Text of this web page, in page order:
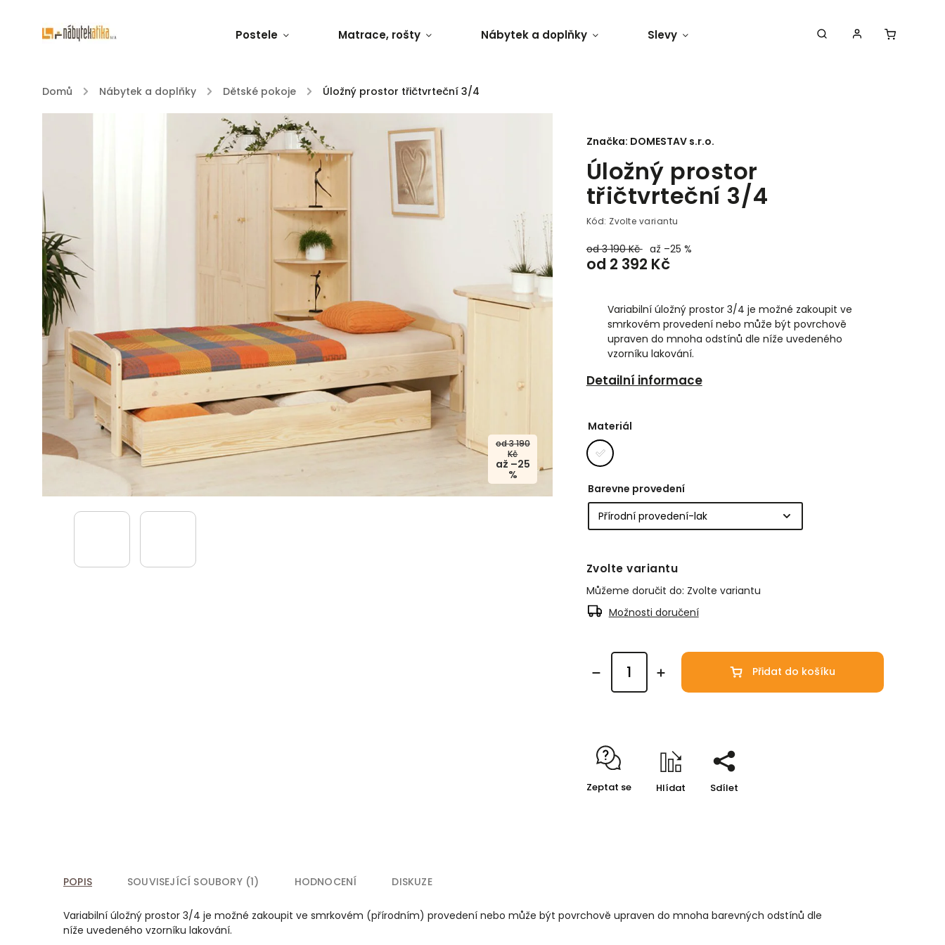
Postele Matrace, rošty Nábytek a doplňky Slevy
Domů / Nábytek a doplňky / Dětské pokoje / Úložný prostor třičtvrteční 3/4
od 3 190
Kč
až –25
%
Úložný prostor
třičtvrteční 3/4
Kód: Zvolte variantu
od 3 190 Kč až –25 %
od 2 392 Kč
Variabilní úložný prostor 3/4 je možné zakoupit ve
smrkovém provedení nebo může být povrchově
upraven do mnoha odstínů dle níže uvedeného
vzorníku lakování.
Detailní informace
Značka: DOMESTAV s.r.o.
Materiál
Barevne provedení
Zvolte variantu
Můžeme doručit do: Zvolte variantu
Možnosti doručení
Přidat do košíku
Zeptat se Hlídat Sdílet
POPIS SOUVISEJÍCÍ SOUBORY (1) HODNOCENÍ DISKUZE
Variabilní úložný prostor 3/4 je možné zakoupit ve smrkovém (přírodním) provedení nebo může být povrchově upraven do mnoha barevných odstínů dle
níže uvedeného vzorníku lakování.